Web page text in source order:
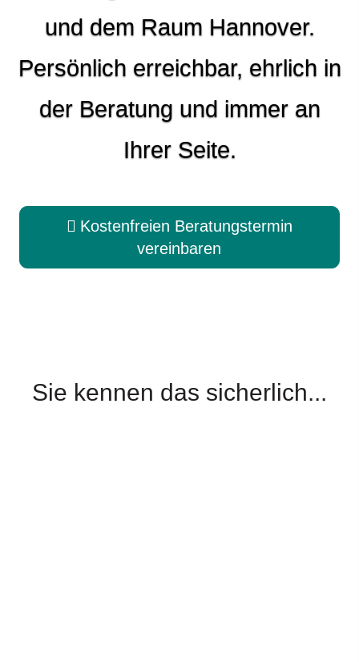
und dem Raum Hannover.
Persönlich erreichbar, ehrlich in
der Beratung und immer an
Ihrer Seite.
Kostenfreien Beratungstermin
vereinbaren
Sie kennen das sicherlich...